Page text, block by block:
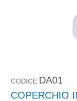
CODICE DA01
COPERCHIO